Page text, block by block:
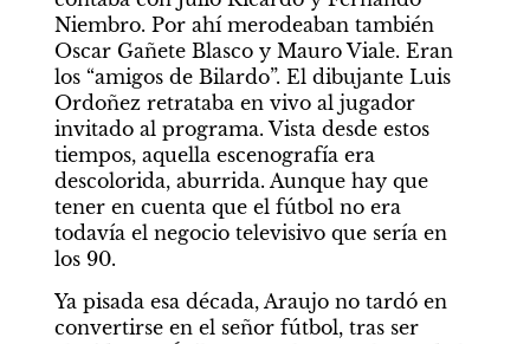
Niembro. Por ahí merodeaban también
Oscar Gañete Blasco y Mauro Viale. Eran
los “amigos de Bilardo”. El dibujante Luis
Ordoñez retrataba en vivo al jugador
invitado al programa. Vista desde estos
tiempos, aquella escenografía era
descolorida, aburrida. Aunque hay que
tener en cuenta que el fútbol no era
todavía el negocio televisivo que sería en
los 90.
Ya pisada esa década, Araujo no tardó en
convertirse en el señor fútbol, tras ser